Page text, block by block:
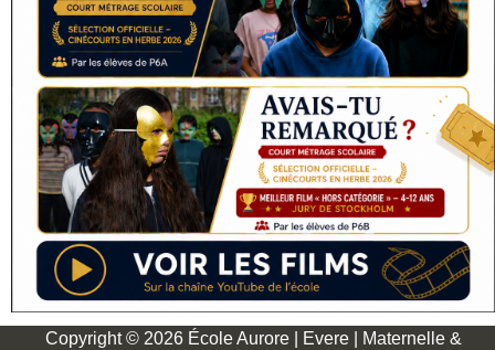
Copyright © 2026 École Aurore | Evere | Maternelle &